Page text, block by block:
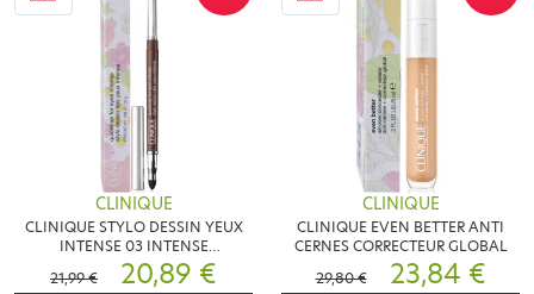
CLINIQUE
CLINIQUE STYLO DESSIN YEUX
INTENSE 03 INTENSE
CHOCOLATE
21,99 € 20,89 €
CLINIQUE
CLINIQUE EVEN BETTER ANTI
CERNES CORRECTEUR GLOBAL
29,80 €
23,84 €